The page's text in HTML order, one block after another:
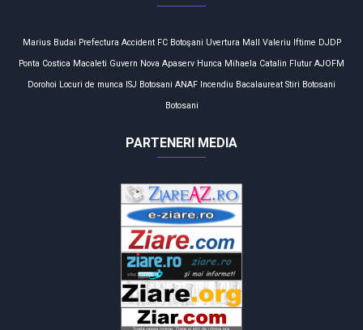
Marius Budai Prefectura Accident FC Botoşani Uvertura Mall Valeriu Iftime DJDP
Ponta Costica Macaleti Guvern Nova Apaserv Hunca Mihaela Catalin Flutur AJOFM
Dorohoi Locuri de munca ISJ Botosani ANAF Incendiu Bacalaureat Stiri Botosani
Botosani
PARTENERI MEDIA